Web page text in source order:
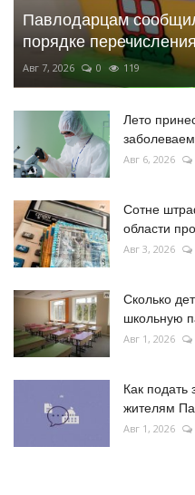
Павлодарцам
порядке
Авг 7, 2026 0 119
Лето
Авг 6, 2026
Сотне
области
Авг 3, 2026
Сколько
школьную
Авг 1, 2026
Как подать
жителям
Авг 1, 2026